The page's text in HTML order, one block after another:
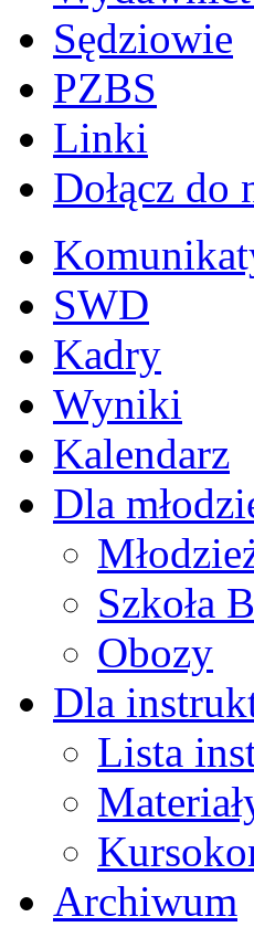
Sędziowie
PZBS
Linki
Dołącz do
SWD
Kadry
Wyniki
Kalendarz
Dla
Szkoła
Obozy
Dla
Lista
Archiwum